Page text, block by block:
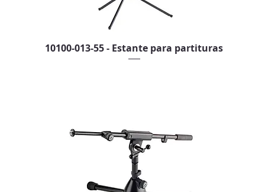
10100-013-55 - Estante para partituras